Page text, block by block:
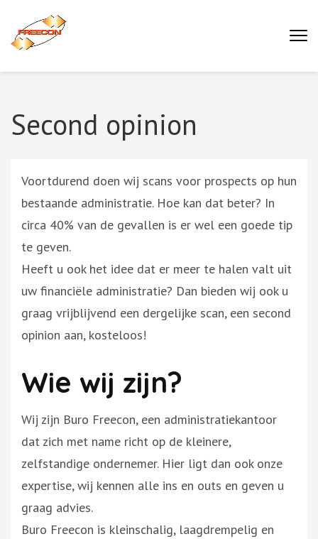
naar
inhoud
(druk
Second opinion
Voortdurend doen wij scans voor prospects op hun
bestaande administratie. Hoe kan dat beter? In
circa 40% van de gevallen is er wel een goede tip
te geven.
Heeft u ook het idee dat er meer te halen valt uit
uw financiële administratie? Dan bieden wij ook u
graag vrijblijvend een dergelijke scan, een second
opinion aan, kosteloos!
Wie wij zijn?
Wij zijn Buro Freecon, een administratiekantoor
dat zich met name richt op de kleinere,
zelfstandige ondernemer. Hier ligt dan ook onze
expertise, wij kennen alle ins en outs en geven u
graag advies.
Buro Freecon is kleinschalig, laagdrempelig en